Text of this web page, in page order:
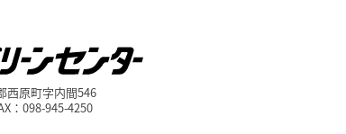
西原町字内間546
：098-945-4250